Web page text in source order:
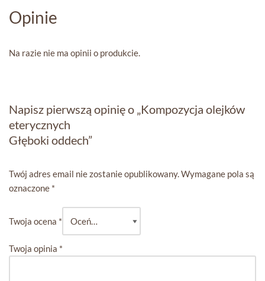
Opinie
Na razie nie ma opinii o produkcie.
Napisz pierwszą opinię o „Kompozycja olejków
eterycznych
Głęboki oddech”
Twój adres email nie zostanie opublikowany.Wymagane pola są
oznaczone *
Twoja ocena *
Twoja opinia *